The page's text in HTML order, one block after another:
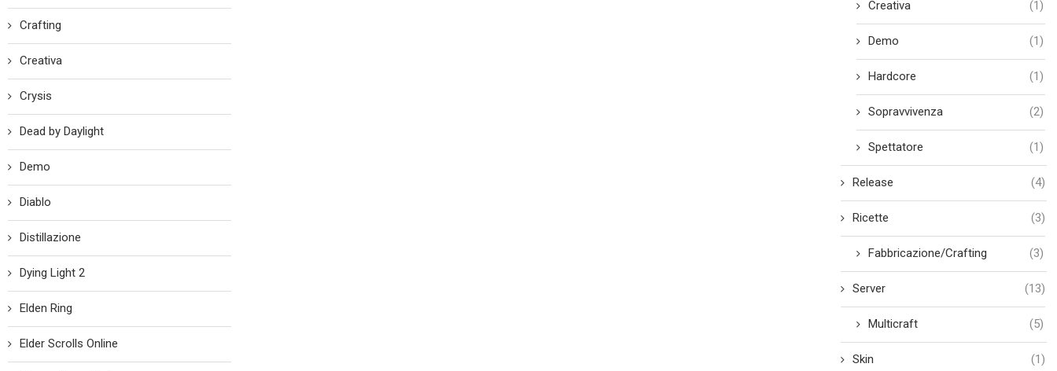
Creativa (1)
Demo (1)
Hardcore (1)
Sopravvivenza (2)
Spettatore (1)
Release (4)
Ricette (3)
Fabbricazione/Crafting (3)
Server (13)
Multicraft (5)
Skin (1)
Crafting
Creativa
Crysis
Dead by Daylight
Demo
Diablo
Distillazione
Dying Light 2
Elden Ring
Elder Scrolls Online